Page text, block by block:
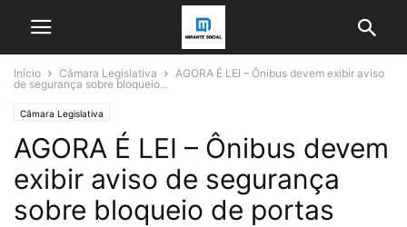
Início Câmara Legislativa
AGORA É LEI – Ônibus devem exibir aviso
de segurança sobre bloqueio...
Câmara Legislativa
AGORA É LEI – Ônibus devem
exibir aviso de segurança
sobre bloqueio de portas